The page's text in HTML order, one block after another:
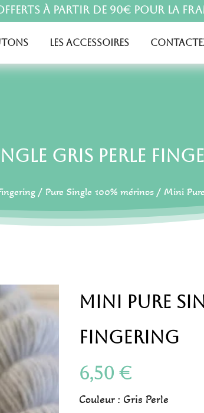
à partir de 90€ pour la
Les accessoires
Gris Perle
/ Pure Single 100% mérinos / Mini
Mini Pure
Fingering
6,50 €
Couleur : Gris Perle